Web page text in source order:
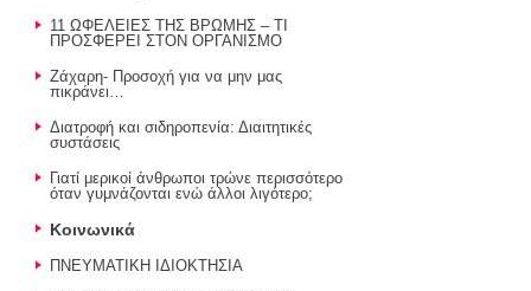
11 ΩΦΕΛΕΙΕΣ ΤΗΣ ΒΡΩΜΗΣ – ΤΙ
ΠΡΟΣΦΕΡΕΙ ΣΤΟΝ ΟΡΓΑΝΙΣΜΟ
Ζάχαρη- Προσοχή για να μην μας
πικράνει…
Διατροφή και σιδηροπενία: Διαιτητικές
συστάσεις
Γιατί μερικοί άνθρωποι τρώνε περισσότερο
όταν γυμνάζονται ενώ άλλοι λιγότερο;
Κοινωνικά
ΠΝΕΥΜΑΤΙΚΗ ΙΔΙΟΚΤΗΣΙΑ